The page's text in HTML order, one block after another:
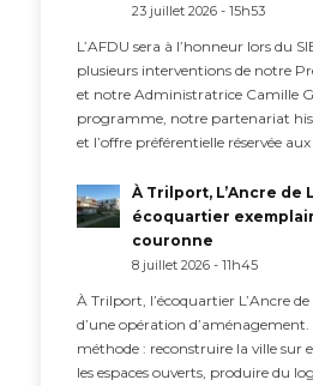
23 juillet 2026 - 15h53
L’AFDU sera à l’honneur lors du
plusieurs interventions de notre
et notre Administratrice Camille
programme, notre partenariat
et l’offre préférentielle réservée
À Trilport, L’Ancre de
écoquartier
couronne
8 juillet 2026 - 11h45
À Trilport, l’écoquartier L’Ancre
d’une opération
méthode : reconstruire la ville sur
les espaces ouverts, produire du